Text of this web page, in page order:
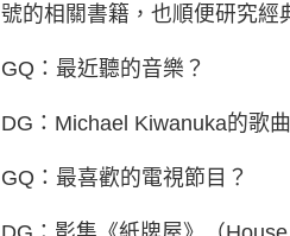
號的相關書籍，也順便研究經
GQ：最近聽的音樂？
DG：Michael Kiwanuka的歌
GQ：最喜歡的電視節目？